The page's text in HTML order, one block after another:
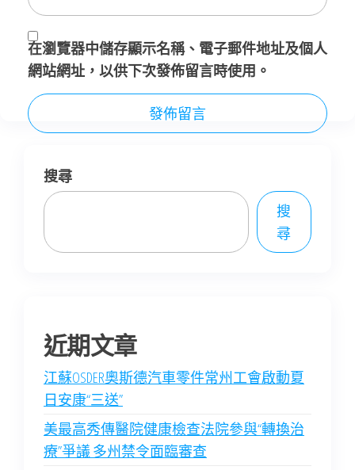
在瀏覽器中儲存顯示名稱、電子郵件地址及個人
網站網址，以供下次發佈留言時使用。
搜尋
搜
尋
近期文章
江蘇OSDER奧斯德汽車零件常州工會啟動夏
日安康“三送”
美最高秀傳醫院健康檢查法院參與“轉換治
療”爭議 多州禁令面臨審查